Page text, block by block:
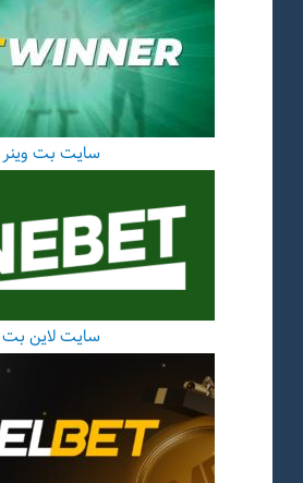
سایت بت وینر
سایت لاین بت